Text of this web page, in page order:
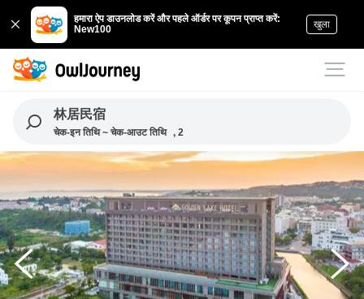
हमारा ऐप डाउनलोड करें और पहले ऑर्डर पर कूपन प्राप्त करें:
New100
खुला
林居民宿
चेक-इन तिथि ~ चेक-आउट तिथि , 2